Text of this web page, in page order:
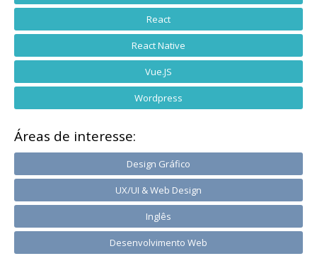
React
React Native
Vue.JS
Wordpress
Áreas de interesse:
Design Gráfico
UX/UI & Web Design
Inglês
Desenvolvimento Web